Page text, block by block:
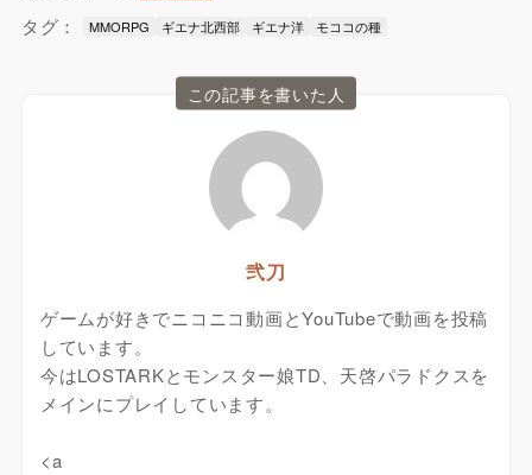
タグ： MMORPG ギエナ北西部 ギエナ洋 モココの種
この記事を書いた人
弐刀
ゲームが好きでニコニコ動画とYouTubeで動画を投稿
しています。
今はLOSTARKとモンスター娘TD、天啓パラドクスを
メインにプレイしています。
<a